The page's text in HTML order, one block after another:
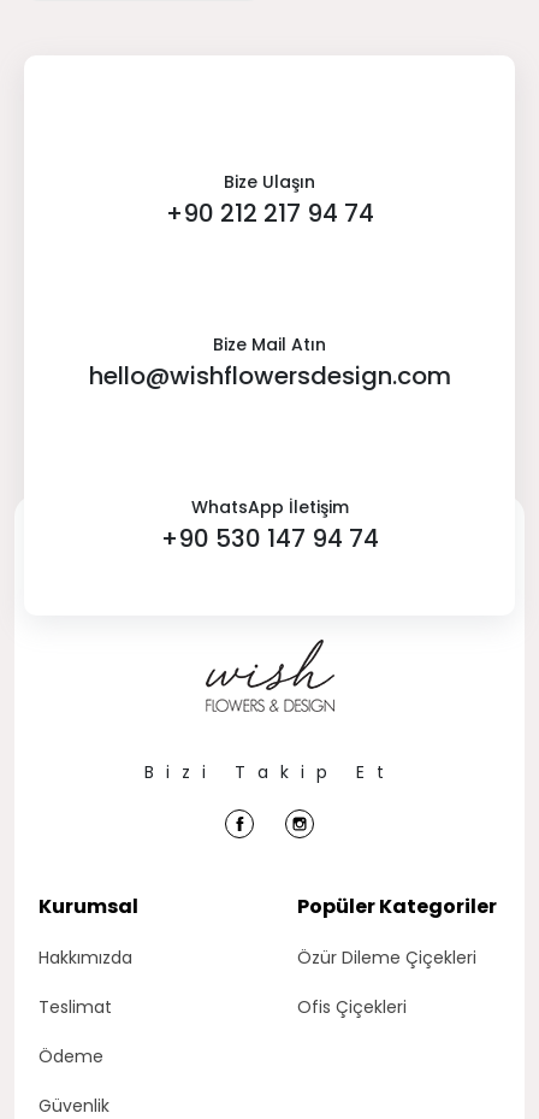
Bize Ulaşın
+90 212 217 94 74
Bize Mail Atın
hello@wishflowersdesign.com
WhatsApp İletişim
+90 530 147 94 74
Kurumsal
Hakkımızda
Teslimat
Ödeme
Güvenlik
Popüler Kategoriler
Özür Dileme Çiçekleri
Ofis Çiçekleri
Bizi Takip Et